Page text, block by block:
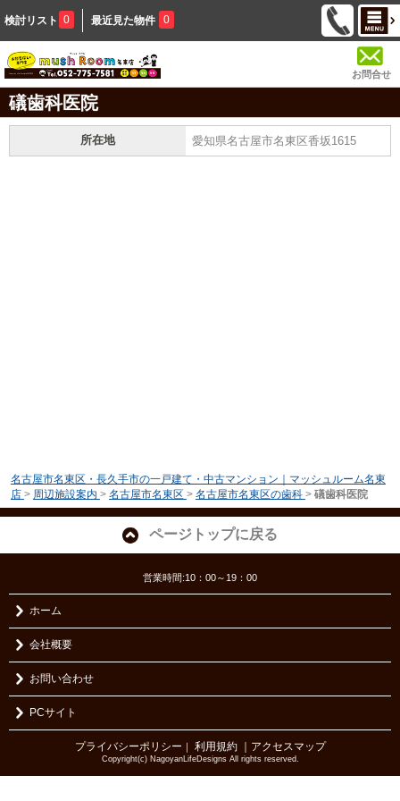
検討リスト 0 最近見た物件 0
お問合せ
礒歯科医院
所在地 愛知県名古屋市名東区香坂1615
名古屋市名東区・長久手市の一戸建て・中古マンション｜マッシュルーム名東
店 > 周辺施設案内 > 名古屋市名東区 > 名古屋市名東区の歯科 > 礒歯科医院
ページトップに戻る
営業時間:10：00～19：00
ホーム
会社概要
お問い合わせ
PCサイト
プライバシーポリシー ｜ 利用規約 ｜アクセスマップ
Copyright(c) NagoyanLifeDesigns All rights reserved.